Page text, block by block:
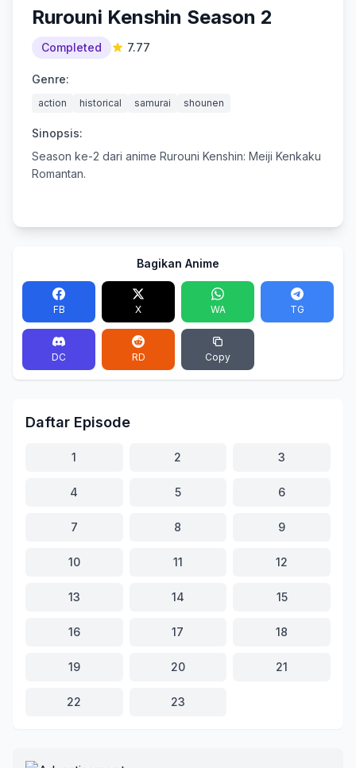
Rurouni Kenshin Season 2
Completed 7.77
Genre:
action historical samurai shounen
Sinopsis:
Season ke-2 dari anime Rurouni Kenshin: Meiji Kenkaku
Romantan.
Bagikan Anime
FB X WA TG
DC RD Copy
Daftar Episode
1 2 3
4 5 6
7 8 9
10 11 12
13 14 15
16 17 18
19 20 21
22 23